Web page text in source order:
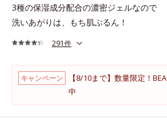
3種の保湿成分配合の濃密ジェルなので
洗いあがりは、もち肌ぷるん！
291件
キャンペーン
【8/10まで】数量限定！
中